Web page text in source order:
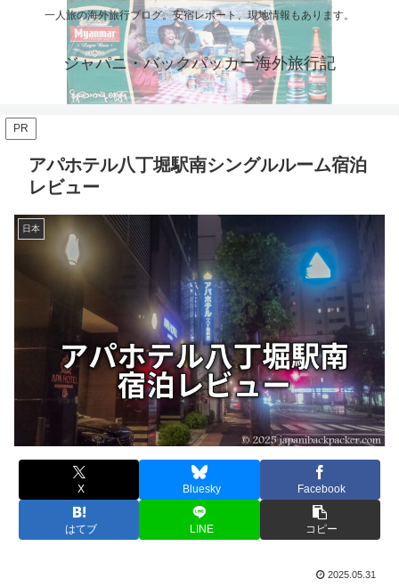
一人旅の海外旅行ブログ。安宿レポート、現地情報もあります。
ジャパニ・バックパッカー海外旅行記
PR
アパホテル八丁堀駅南シングルルーム宿泊
レビュー
日本
X Bluesky Facebook
はてブ LINE コピー
2025.05.31